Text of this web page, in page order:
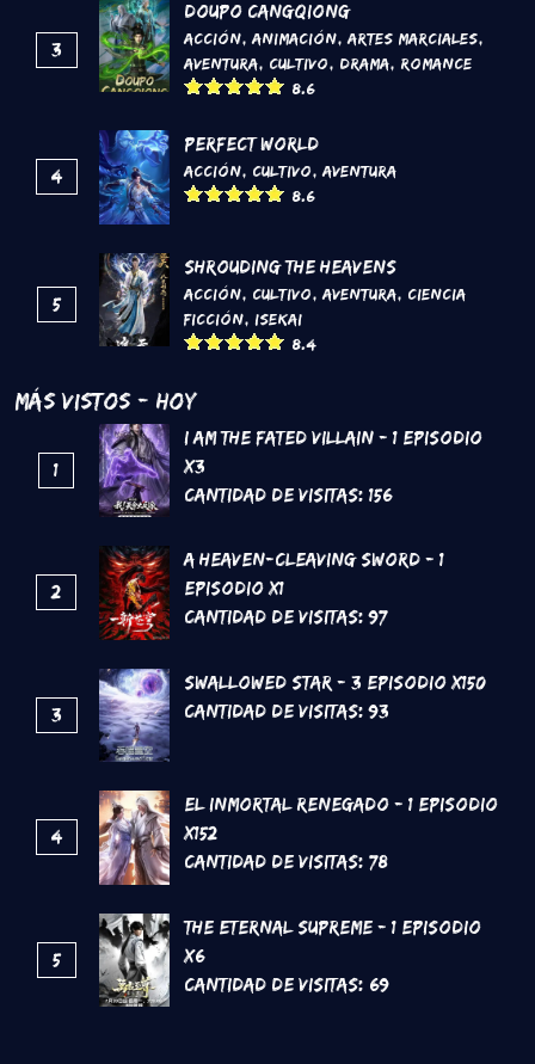
3
DouPo Cangqiong
Acción,Animación,Artes marciales,
Aventura, Cultivo, Drama, Romance
8.6
4
Perfect World
Acción, Cultivo,Aventura
8.6
5
Shrouding the Heavens
Acción, Cultivo,Aventura, Ciencia
Ficción, Isekai
8.4
Más Vistos - Hoy
1
I Am The Fated Villain - 1 Episodio
x3
Cantidad de Visitas: 156
2
A Heaven-Cleaving Sword - 1
Episodio x1
Cantidad de Visitas: 97
3
Swallowed Star - 3 Episodio x150
Cantidad de Visitas: 93
4
El inmortal renegado - 1 Episodio
x152
Cantidad de Visitas: 78
5
The Eternal supreme - 1 Episodio
x6
Cantidad de Visitas: 69